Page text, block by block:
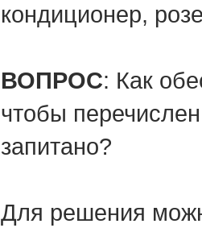
кондиционер,
ВОПРОС: Как
чтобы
запитано?
Для решения